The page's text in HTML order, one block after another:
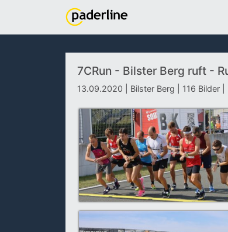
7CRun - Bilster Berg ruft -
13.09.2020 | Bilster Berg | 116 Bilder